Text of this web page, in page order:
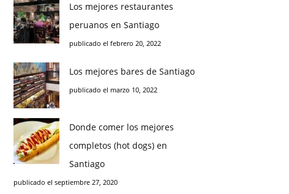
Los mejores restaurantes
peruanos en Santiago
publicado el febrero 20, 2022
Los mejores bares de Santiago
publicado el marzo 10, 2022
Donde comer los mejores
completos (hot dogs) en
Santiago
publicado el septiembre 27, 2020